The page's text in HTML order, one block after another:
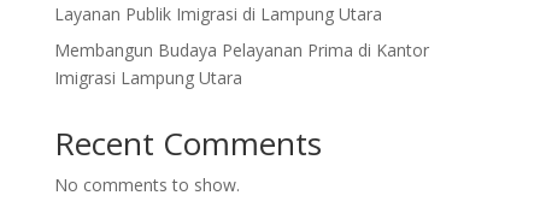
Layanan Publik Imigrasi di Lampung Utara
Membangun Budaya Pelayanan Prima di Kantor
Imigrasi Lampung Utara
Recent Comments
No comments to show.